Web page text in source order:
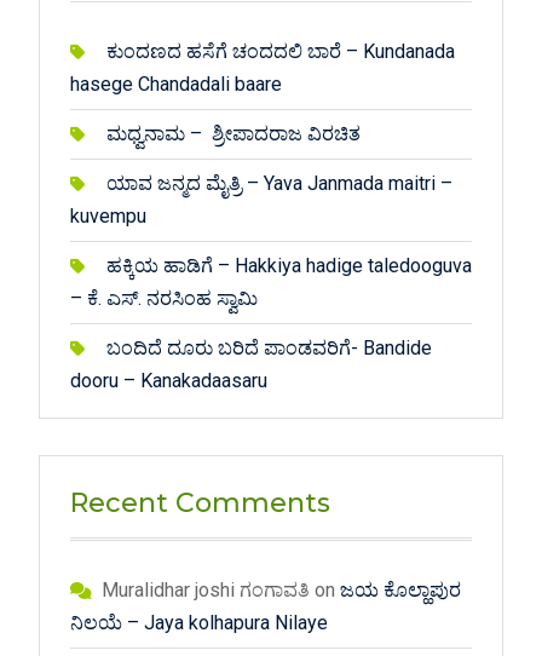
ಕುಂದಣದ ಹಸೆಗೆ ಚಂದದಲಿ ಬಾರೆ – Kundanada
hasege Chandadali baare
ಮಧ್ವನಾಮ – ಶ್ರೀಪಾದರಾಜ ವಿರಚಿತ
ಯಾವ ಜನ್ಮದ ಮೈತ್ರಿ – Yava Janmada maitri –
kuvempu
ಹಕ್ಕಿಯ ಹಾಡಿಗೆ – Hakkiya hadige taledooguva
– ಕೆ. ಎಸ್. ನರಸಿಂಹ ಸ್ವಾಮಿ
ಬಂದಿದೆ ದೂರು ಬರಿದೆ ಪಾಂಡವರಿಗೆ- Bandide
dooru – Kanakadaasaru
Recent Comments
Muralidhar joshi ಗಂಗಾವತಿ on ಜಯ ಕೊಲ್ಹಾಪುರ
ನಿಲಯೆ – Jaya kolhapura Nilaye